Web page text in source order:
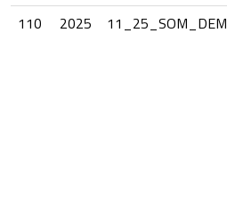
110
2025 11_25_SOM_DEM